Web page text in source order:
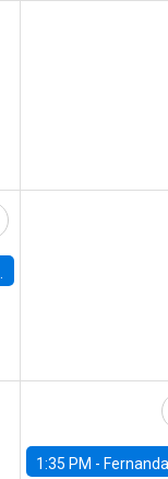
1:35 PM - Fernanda Rojas Ampuero, University of